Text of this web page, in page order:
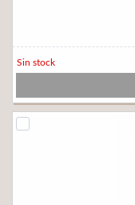
Sin stock